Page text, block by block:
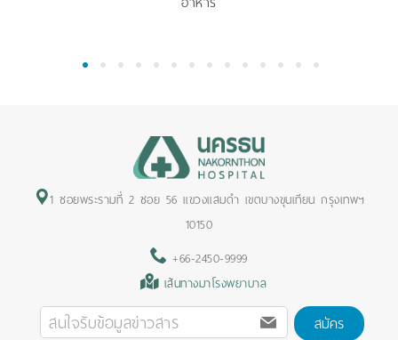
1 2 3 4 5 6 7 8 9 10 11 12 13 14
1 ซอยพระรามที่ 2 ซอย 56 แขวงแสมดำ เขตบางขุนเทียน กรุงเทพฯ
10150
+66-2450-9999
เส้นทางมาโรงพยาบาล
สมัคร